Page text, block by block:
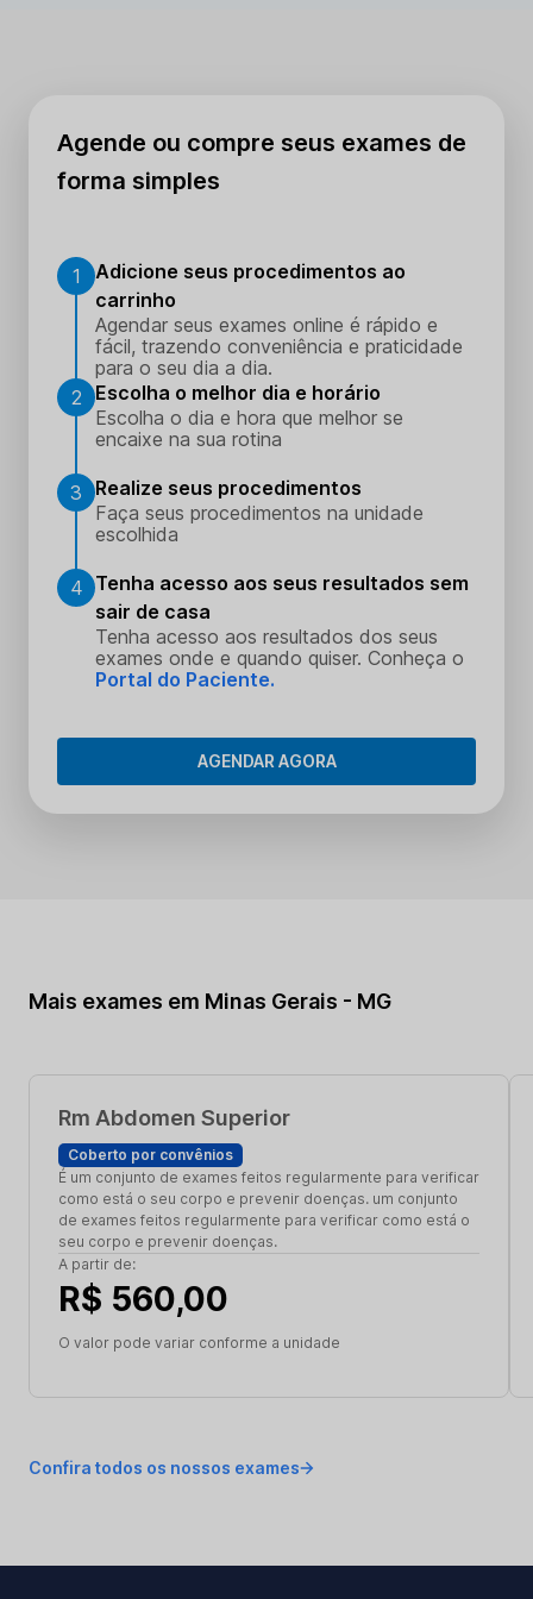
Agende ou compre seus exames de
forma simples
1
Adicione seus procedimentos ao
carrinho
Agendar seus exames online é rápido e
fácil, trazendo conveniência e praticidade
para o seu dia a dia.
2
Escolha o melhor dia e horário
Escolha o dia e hora que melhor se
encaixe na sua rotina
3
Realize seus procedimentos
Faça seus procedimentos na unidade
escolhida
4 Tenha acesso aos seus resultados sem
sair de casa
Tenha acesso aos resultados dos seus
exames onde e quando quiser. Conheça o
Portal do Paciente.
AGENDAR AGORA
Mais exames em Minas Gerais - MG
Rm Abdomen Superior
Coberto por convênios
É um conjunto de exames feitos regularmente para verificar
como está o seu corpo e prevenir doenças. um conjunto
de exames feitos regularmente para verificar como está o
seu corpo e prevenir doenças.
A partir de:
R$ 560,00
O valor pode variar conforme a unidade
Confira todos os nossos exames